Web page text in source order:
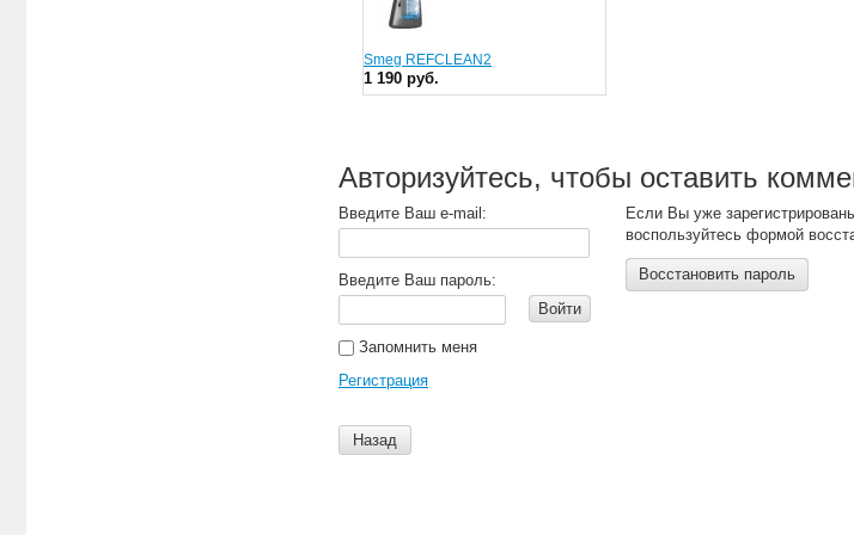
Smeg REFCLEAN2
1 190 руб.
Авторизуйтесь, чтобы оставить
Введите Ваш e-mail:
Введите Ваш пароль:
Войти
Запомнить меня
Регистрация
Если Вы уже
воспользуйтесь формой
Восстановить пароль
Назад